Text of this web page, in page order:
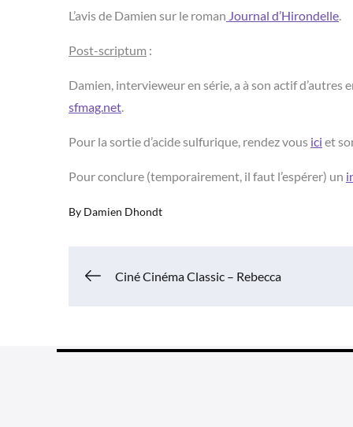
L’avis de Damien sur le roman Journal d’Hirondelle.
Post-scriptum :
Damien, intervieweur en série, a à son actif
sfmag.net.
Pour la sortie d’acide sulfurique, rendez vous ici et
Pour conclure (temporairement, il faut l’espérer) un
By Damien Dhondt
Navigation
Ciné Cinéma Classic – Rebecca